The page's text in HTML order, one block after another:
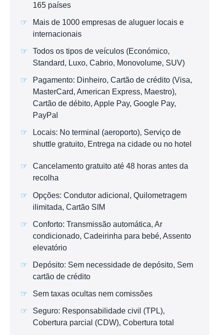
165 países
Mais de 1000 empresas de aluguer locais e
internacionais
Todos os tipos de veículos (Económico,
Standard, Luxo, Cabrio, Monovolume, SUV)
Pagamento: Dinheiro, Cartão de crédito (Visa,
MasterCard, American Express, Maestro),
Cartão de débito, Apple Pay, Google Pay,
PayPal
Locais: No terminal (aeroporto), Serviço de
shuttle gratuito, Entrega na cidade ou no hotel
Cancelamento gratuito até 48 horas antes da
recolha
Opções: Condutor adicional, Quilometragem
ilimitada, Cartão SIM
Conforto: Transmissão automática, Ar
condicionado, Cadeirinha para bebé, Assento
elevatório
Depósito: Sem necessidade de depósito, Sem
cartão de crédito
Sem taxas ocultas nem comissões
Seguro: Responsabilidade civil (TPL),
Cobertura parcial (CDW), Cobertura total